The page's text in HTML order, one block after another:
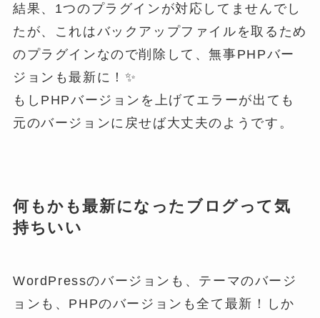
結果、1つのプラグインが対応してませんでし
たが、これはバックアップファイルを取るため
のプラグインなので削除して、無事PHPバー
ジョンも最新に！✨
もしPHPバージョンを上げてエラーが出ても
元のバージョンに戻せば大丈夫のようです。
何もかも最新になったブログって気
持ちいい
WordPressのバージョンも、テーマのバージ
ョンも、PHPのバージョンも全て最新！しか